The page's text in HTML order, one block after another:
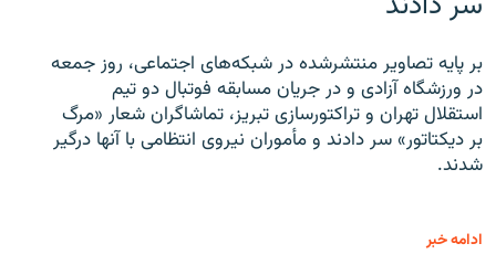
بر پایه تصاویر منتشرشده در شبکه‌های اجتماعی، روز جمعه
در ورزشگاه آزادی و در جریان مسابقه فوتبال دو تیم
استقلال تهران و تراکتورسازی تبریز، تماشاگران شعار «مرگ
بر دیکتاتور» سر دادند و مأموران نیروی انتظامی با آنها درگیر
شدند.
ادامه خبر